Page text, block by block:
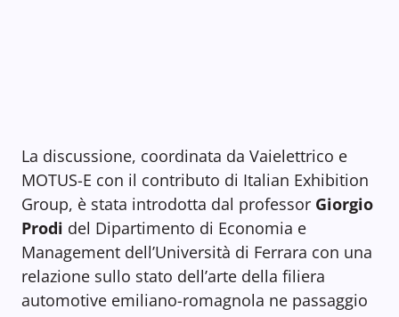
La discussione, coordinata da Vaielettrico e
MOTUS-E con il contributo di Italian Exhibition
Group, è stata introdotta dal professor Giorgio
Prodi del Dipartimento di Economia e
Management dell’Università di Ferrara con una
relazione sullo stato dell’arte della filiera
automotive emiliano-romagnola ne passaggio